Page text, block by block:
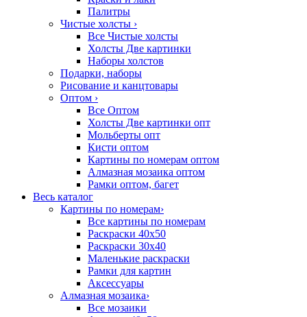
Палитры
Чистые холсты ›
Все Чистые холсты
Холсты Две картинки
Наборы холстов
Подарки, наборы
Рисование и канцтовары
Оптом ›
Все Оптом
Холсты Две картинки опт
Мольберты опт
Кисти оптом
Картины по номерам оптом
Алмазная мозаика оптом
Рамки оптом, багет
Весь каталог
Картины по номерам›
Все картины по номерам
Раскраски 40х50
Раскраски 30х40
Маленькие раскраски
Рамки для картин
Аксессуары
Алмазная мозаика›
Все мозаики